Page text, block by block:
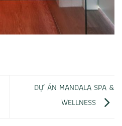
DỰ ÁN MANDALA SPA &
WELLNESS